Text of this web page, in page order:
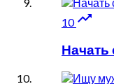
10 
Начать